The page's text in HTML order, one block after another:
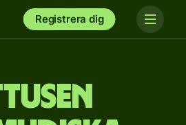
Registrera dig